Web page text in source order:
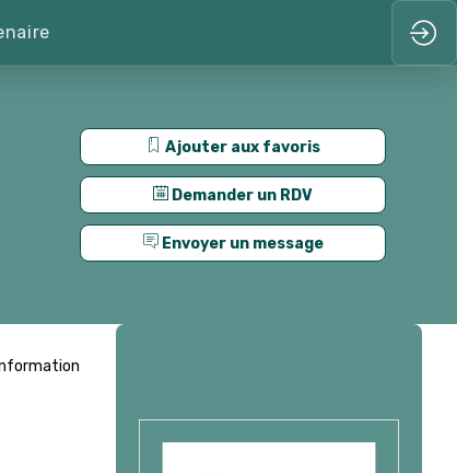
Ajouter aux favoris
Demander un RDV
Envoyer un message